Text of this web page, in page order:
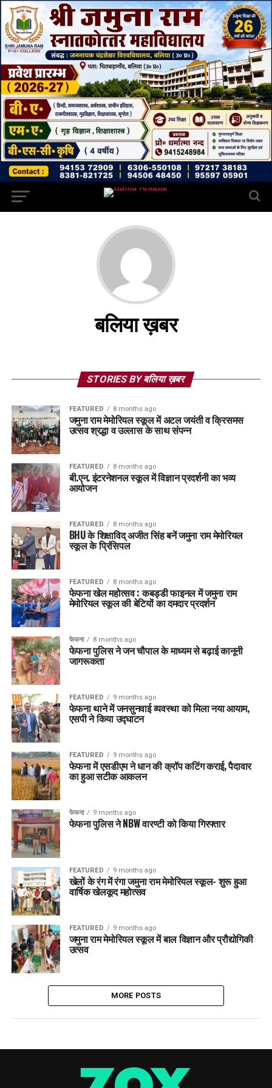
बलिया ख़बर
STORIES BY बलिया ख़बर
FEATURED 8 months ago
जमुना राम मेमोरियल स्कूल में अटल जयंती व क्रिसमस
उत्सव श्रद्धा व उल्लास के साथ संपन्न
FEATURED 8 months ago
बी.एन. इंटरनेशनल स्कूल में विज्ञान प्रदर्शनी का भव्य
आयोजन
FEATURED 8 months ago
BHU के शिक्षाविद् अजीत सिंह बनें जमुना राम मेमोरियल
स्कूल के प्रिंसिपल
FEATURED 8 months ago
फेफना खेल महोत्सव : कबड्डी फाइनल में जमुना राम
मेमोरियल स्कूल की बेटियों का दमदार प्रदर्शन
फेफना 8 months ago
फेफना पुलिस ने जन चौपाल के माध्यम से बढ़ाई कानूनी
जागरूकता
FEATURED 9 months ago
फेफना थाने में जनसुनवाई व्यवस्था को मिला नया आयाम,
एसपी ने किया उद्घाटन
FEATURED 9 months ago
फेफना में एसडीएम ने धान की क्रॉप कटिंग कराई, पैदावार
का हुआ सटीक आकलन
फेफना 9 months ago
फेफना पुलिस ने NBW वारण्टी को किया गिरफ्तार
FEATURED 9 months ago
खेलों के रंग में रंगा जमुना राम मेमोरियल स्कूल- शुरू हुआ
वार्षिक खेलकूद महोत्सव
FEATURED 9 months ago
जमुना राम मेमोरियल स्कूल में बाल विज्ञान और प्रौद्योगिकी
उत्सव
MORE POSTS